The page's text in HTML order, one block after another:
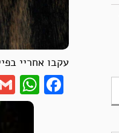
עקבו אחריי